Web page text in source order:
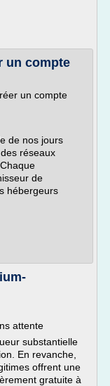
un compte
un compte
de nos jours
réseaux
de
hébergeurs
attente
substantielle
En revanche,
offrent une
gratuite à